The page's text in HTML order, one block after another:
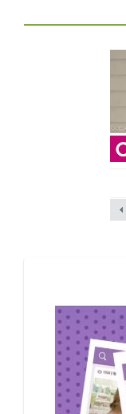
در بارداری
1397/10/01